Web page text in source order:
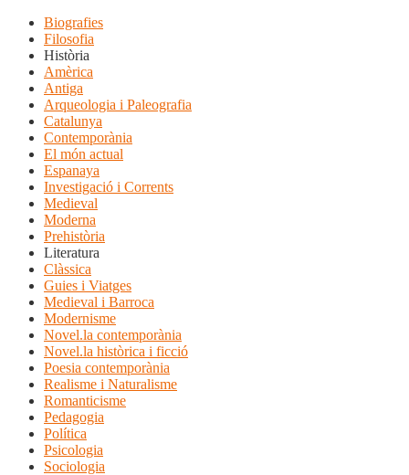
Biografies
Filosofia
Història
Amèrica
Antiga
Arqueologia i Paleografia
Catalunya
Contemporània
El món actual
Espanaya
Investigació i Corrents
Medieval
Moderna
Prehistòria
Literatura
Clàssica
Guies i Viatges
Medieval i Barroca
Modernisme
Novel.la contemporània
Novel.la històrica i ficció
Poesia contemporània
Realisme i Naturalisme
Romanticisme
Pedagogia
Política
Psicologia
Sociologia